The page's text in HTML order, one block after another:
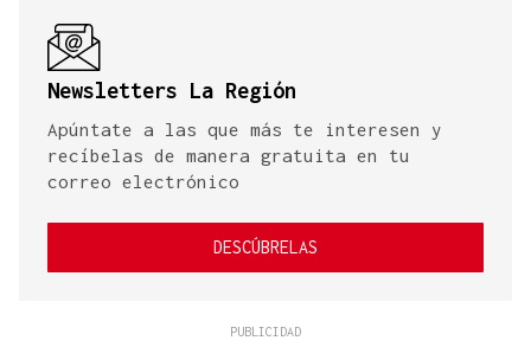
Newsletters La Región
Apúntate a las que más te interesen y
recíbelas de manera gratuita en tu
correo electrónico
DESCÚBRELAS